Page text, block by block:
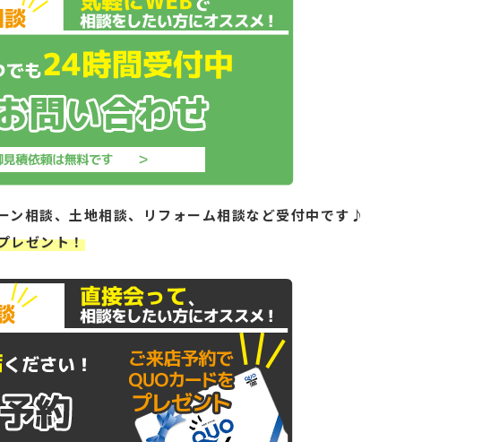
ン相談、土地相談、リフォーム相談など受付中です♪
レゼント！